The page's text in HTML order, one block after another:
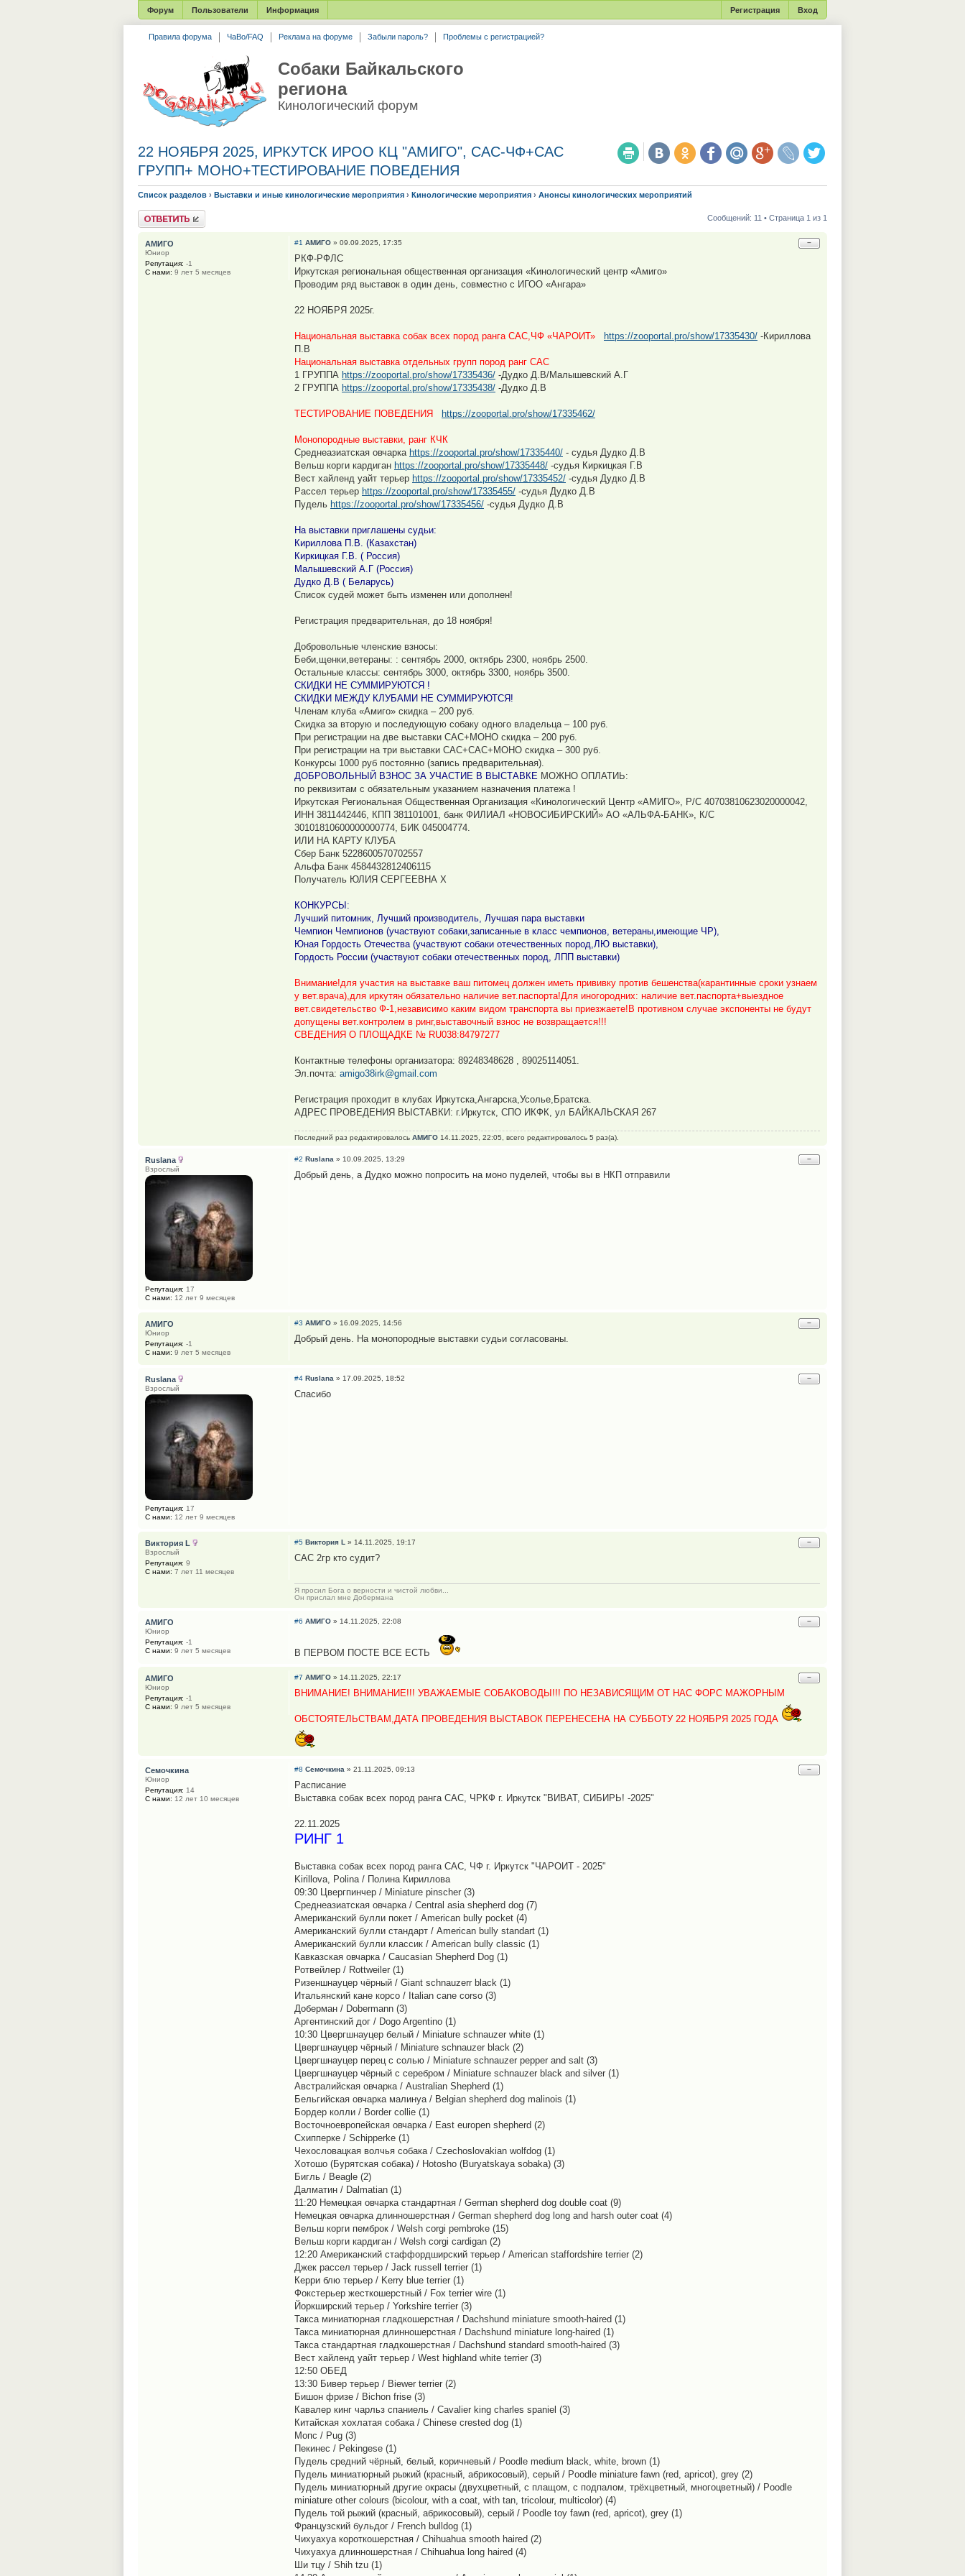
Форум Пользователи Информация Вход
Регистрация
Правила форума ЧаВо/FAQ Реклама на форуме Забыли пароль? Проблемы с регистрацией?
Собаки Байкальского
региона
Кинологический форум
22 НОЯБРЯ 2025, ИРКУТСК ИРОО КЦ "АМИГО", САС-ЧФ+САС
ГРУПП+ МОНО+ТЕСТИРОВАНИЕ ПОВЕДЕНИЯ
Список разделов › Выставки и иные кинологические мероприятия › Кинологические мероприятия › Анонсы кинологических мероприятий
Ответить Сообщений: 11 • Страница 1 из 1
−
#1 АМИГО » 09.09.2025, 17:35
РКФ-РФЛС
Иркутская региональная общественная организация «Кинологический центр «Амиго»
Проводим ряд выставок в один день, совместно с ИГОО «Ангара»
22 НОЯБРЯ 2025г.
Национальная выставка собак всех пород ранга САС,ЧФ «ЧАРОИТ» https://zooportal.pro/show/17335430/ -Кириллова
П.В
Национальная выставка отдельных групп пород ранг САС
1 ГРУППА https://zooportal.pro/show/17335436/ -Дудко Д.В/Малышевский А.Г
2 ГРУППА https://zooportal.pro/show/17335438/ -Дудко Д.В
ТЕСТИРОВАНИЕ ПОВЕДЕНИЯ https://zooportal.pro/show/17335462/
Монопородные выставки, ранг КЧК
Среднеазиатская овчарка https://zooportal.pro/show/17335440/ - судья Дудко Д.В
Вельш корги кардиган https://zooportal.pro/show/17335448/ -судья Киркицкая Г.В
Вест хайленд уайт терьер https://zooportal.pro/show/17335452/ -судья Дудко Д.В
Рассел терьер https://zooportal.pro/show/17335455/ -судья Дудко Д.В
Пудель https://zooportal.pro/show/17335456/ -судья Дудко Д.В
На выставки приглашены судьи:
Кириллова П.В. (Казахстан)
Киркицкая Г.В. ( Россия)
Малышевский А.Г (Россия)
Дудко Д.В ( Беларусь)
Список судей может быть изменен или дополнен!
Регистрация предварительная, до 18 ноября!
Добровольные членские взносы:
Беби,щенки,ветераны: : сентябрь 2000, октябрь 2300, ноябрь 2500.
Остальные классы: сентябрь 3000, октябрь 3300, ноябрь 3500.
СКИДКИ НЕ СУММИРУЮТСЯ !
СКИДКИ МЕЖДУ КЛУБАМИ НЕ СУММИРУЮТСЯ!
Членам клуба «Амиго» скидка – 200 руб.
Скидка за вторую и последующую собаку одного владельца – 100 руб.
При регистрации на две выставки САС+МОНО скидка – 200 руб.
При регистрации на три выставки САС+САС+МОНО скидка – 300 руб.
Конкурсы 1000 руб постоянно (запись предварительная).
ДОБРОВОЛЬНЫЙ ВЗНОС ЗА УЧАСТИЕ В ВЫСТАВКЕ МОЖНО ОПЛАТИЬ:
по реквизитам с обязательным указанием назначения платежа !
Иркутская Региональная Общественная Организация «Кинологический Центр «АМИГО», Р/С 40703810623020000042,
ИНН 3811442446, КПП 381101001, банк ФИЛИАЛ «НОВОСИБИРСКИЙ» АО «АЛЬФА-БАНК», К/С
30101810600000000774, БИК 045004774.
ИЛИ НА КАРТУ КЛУБА
Сбер Банк 5228600570702557
Альфа Банк 4584432812406115
Получатель ЮЛИЯ СЕРГЕЕВНА Х
КОНКУРСЫ:
Лучший питомник, Лучший производитель, Лучшая пара выставки
Чемпион Чемпионов (участвуют собаки,записанные в класс чемпионов, ветераны,имеющие ЧР),
Юная Гордость Отечества (участвуют собаки отечественных пород,ЛЮ выставки),
Гордость России (участвуют собаки отечественных пород, ЛПП выставки)
Внимание!для участия на выставке ваш питомец должен иметь прививку против бешенства(карантинные сроки узнаем
у вет.врача),для иркутян обязательно наличие вет.паспорта!Для иногородних: наличие вет.паспорта+выездное
вет.свидетельство Ф-1,независимо каким видом транспорта вы приезжаете!В противном случае экспоненты не будут
допущены вет.контролем в ринг,выставочный взнос не возвращается!!!
СВЕДЕНИЯ О ПЛОЩАДКЕ № RU038:84797277
Контактные телефоны организатора: 89248348628 , 89025114051.
Эл.почта: amigo38irk@gmail.com
Регистрация проходит в клубах Иркутска,Ангарска,Усолье,Братска.
АДРЕС ПРОВЕДЕНИЯ ВЫСТАВКИ: г.Иркутск, СПО ИКФК, ул БАЙКАЛЬСКАЯ 267
Последний раз редактировалось АМИГО 14.11.2025, 22:05, всего редактировалось 5 раз(а).
АМИГО
Юниор
Репутация: -1
С нами: 9 лет 5 месяцев
−
#2 Ruslana » 10.09.2025, 13:29
Добрый день, а Дудко можно попросить на моно пуделей, чтобы вы в НКП отправили
Ruslana
Взрослый
Репутация: 17
С нами: 12 лет 9 месяцев
−
#3 АМИГО » 16.09.2025, 14:56
Добрый день. На монопородные выставки судьи согласованы.
АМИГО
Юниор
Репутация: -1
С нами: 9 лет 5 месяцев
−
#4 Ruslana » 17.09.2025, 18:52
Спасибо
Ruslana
Взрослый
Репутация: 17
С нами: 12 лет 9 месяцев
−
#5 Виктория L » 14.11.2025, 19:17
САС 2гр кто судит?
Я просил Бога о верности и чистой любви...
Он прислал мне Добермана
Виктория L
Взрослый
Репутация: 9
С нами: 7 лет 11 месяцев
−
#6 АМИГО » 14.11.2025, 22:08
В ПЕРВОМ ПОСТЕ ВСЕ ЕСТЬ
АМИГО
Юниор
Репутация: -1
С нами: 9 лет 5 месяцев
−
#7 АМИГО » 14.11.2025, 22:17
ВНИМАНИЕ! ВНИМАНИЕ!!! УВАЖАЕМЫЕ СОБАКОВОДЫ!!! ПО НЕЗАВИСЯЩИМ ОТ НАС ФОРС МАЖОРНЫМ
ОБСТОЯТЕЛЬСТВАМ,ДАТА ПРОВЕДЕНИЯ ВЫСТАВОК ПЕРЕНЕСЕНА НА СУББОТУ 22 НОЯБРЯ 2025 ГОДА
АМИГО
Юниор
Репутация: -1
С нами: 9 лет 5 месяцев
−
#8 Семочкина » 21.11.2025, 09:13
Расписание
Выставка собак всех пород ранга САС, ЧРКФ г. Иркутск "ВИВАТ, СИБИРЬ! -2025"
22.11.2025
РИНГ 1
Выставка собак всех пород ранга САС, ЧФ г. Иркутск "ЧАРОИТ - 2025"
Kirillova, Polina / Полина Кириллова
09:30 Цвергпинчер / Miniature pinscher (3)
Среднеазиатская овчарка / Central asia shepherd dog (7)
Американский булли покет / American bully pocket (4)
Американский булли стандарт / American bully standart (1)
Американский булли классик / American bully classic (1)
Кавказская овчарка / Caucasian Shepherd Dog (1)
Ротвейлер / Rottweiler (1)
Ризеншнауцер чёрный / Giant schnauzerr black (1)
Итальянский кане корсо / Italian cane corso (3)
Доберман / Dobermann (3)
Аргентинский дог / Dogo Argentino (1)
10:30 Цвергшнауцер белый / Miniature schnauzer white (1)
Цвергшнауцер чёрный / Miniature schnauzer black (2)
Цвергшнауцер перец с солью / Miniature schnauzer pepper and salt (3)
Цвергшнауцер чёрный с серебром / Miniature schnauzer black and silver (1)
Австралийская овчарка / Australian Shepherd (1)
Бельгийская овчарка малинуа / Belgian shepherd dog malinois (1)
Бордер колли / Border collie (1)
Восточноевропейская овчарка / East europen shepherd (2)
Схипперке / Schipperke (1)
Чехословацкая волчья собака / Czechoslovakian wolfdog (1)
Хотошо (Бурятская собака) / Hotosho (Buryatskaya sobaka) (3)
Бигль / Beagle (2)
Далматин / Dalmatian (1)
11:20 Немецкая овчарка стандартная / German shepherd dog double coat (9)
Немецкая овчарка длинношерстная / German shepherd dog long and harsh outer coat (4)
Вельш корги пемброк / Welsh corgi pembroke (15)
Вельш корги кардиган / Welsh corgi cardigan (2)
12:20 Американский стаффордширский терьер / American staffordshire terrier (2)
Джек рассел терьер / Jack russell terrier (1)
Керри блю терьер / Kerry blue terrier (1)
Фокстерьер жесткошерстный / Fox terrier wire (1)
Йоркширский терьер / Yorkshire terrier (3)
Такса миниатюрная гладкошерстная / Dachshund miniature smooth-haired (1)
Такса миниатюрная длинношерстная / Dachshund miniature long-haired (1)
Такса стандартная гладкошерстная / Dachshund standard smooth-haired (3)
Вест хайленд уайт терьер / West highland white terrier (3)
12:50 ОБЕД
13:30 Бивер терьер / Biewer terrier (2)
Бишон фризе / Bichon frise (3)
Кавалер кинг чарльз спаниель / Cavalier king charles spaniel (3)
Китайская хохлатая собака / Chinese crested dog (1)
Мопс / Pug (3)
Пекинес / Pekingese (1)
Пудель средний чёрный, белый, коричневый / Poodle medium black, white, brown (1)
Пудель миниатюрный рыжий (красный, абрикосовый), серый / Poodle miniature fawn (red, apricot), grey (2)
Пудель миниатюрный другие окрасы (двухцветный, с плащом, с подпалом, трёхцветный, многоцветный) / Poodle
miniature other colours (bicolour, with a coat, with tan, tricolour, multicolor) (4)
Пудель той рыжий (красный, абрикосовый), серый / Poodle toy fawn (red, apricot), grey (1)
Французский бульдог / French bulldog (1)
Чихуахуа короткошерстная / Chihuahua smooth haired (2)
Чихуахуа длинношерстная / Chihuahua long haired (4)
Ши тцу / Shih tzu (1)
Семочкина
Юниор
Репутация: 14
С нами: 12 лет 10 месяцев